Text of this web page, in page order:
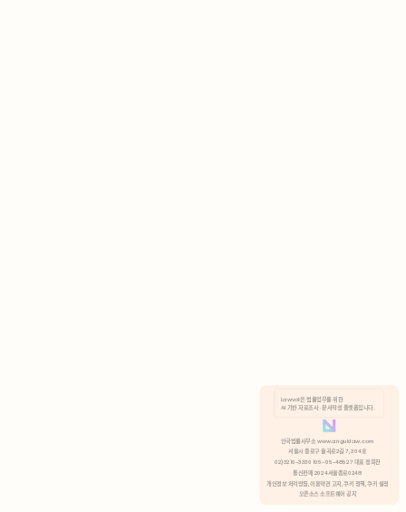
분석 쿠키 허용
Lawvot은 법률업무를 위한
AI 기반 자료조사 · 문서작성 플랫폼입니다.
안국법률사무소 www.anguklaw.com
서울시 종로구 율곡로2길 7, 304호
02)3210-3330 105-05-48527 대표 정희찬
통신판매 2024서울종로0248
개인정보 처리방침, 이용약관 고지, 쿠키 정책, 쿠키 설정
오픈소스 소프트웨어 공지